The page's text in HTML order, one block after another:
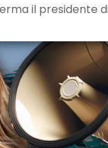
il presidente